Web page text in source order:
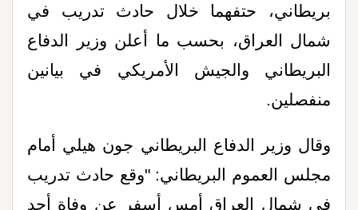
بريطاني، حتفهما خلال حادث تدريب في
شمال العراق، بحسب ما أعلن وزير الدفاع
البريطاني والجيش الأمريكي في بيانين
منفصلين.
وقال وزير الدفاع البريطاني جون هيلي أمام
مجلس العموم البريطاني: "وقع حادث تدريب
في شمال العراق أمس أسفر عن وفاة أحد